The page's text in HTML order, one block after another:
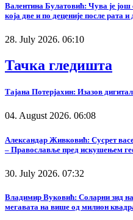
Валентина Булатовић: Чува је
која две и по деценије после рата
28. July 2026. 06:10
Тачка гледишта
Тајана Потерјахин: Изазов
04. August 2026. 06:08
Александар Живковић: Сусрет
– Православље пред искушењем
30. July 2026. 07:32
Владимир Вуковић: Соларни зид
мегавата на више од милион